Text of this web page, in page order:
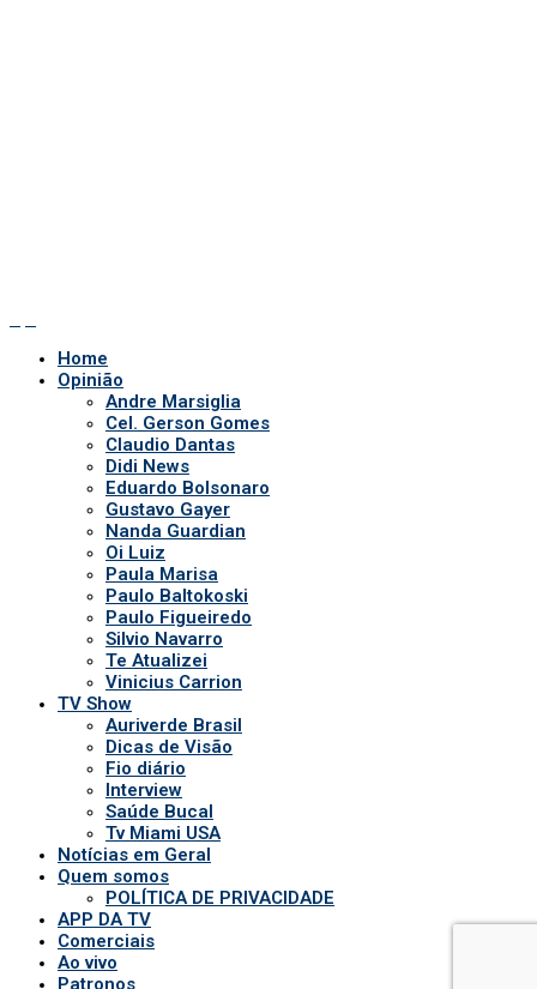
Home
Opinião
Andre Marsiglia
Cel. Gerson Gomes
Claudio Dantas
Didi News
Eduardo Bolsonaro
Gustavo Gayer
Nanda Guardian
Oi Luiz
Paula Marisa
Paulo Baltokoski
Paulo Figueiredo
Silvio Navarro
Te Atualizei
Vinicius Carrion
TV Show
Auriverde Brasil
Dicas de Visão
Fio diário
Interview
Saúde Bucal
Tv Miami USA
Notícias em Geral
Quem somos
POLÍTICA DE PRIVACIDADE
APP DA TV
Comerciais
Ao vivo
Patronos